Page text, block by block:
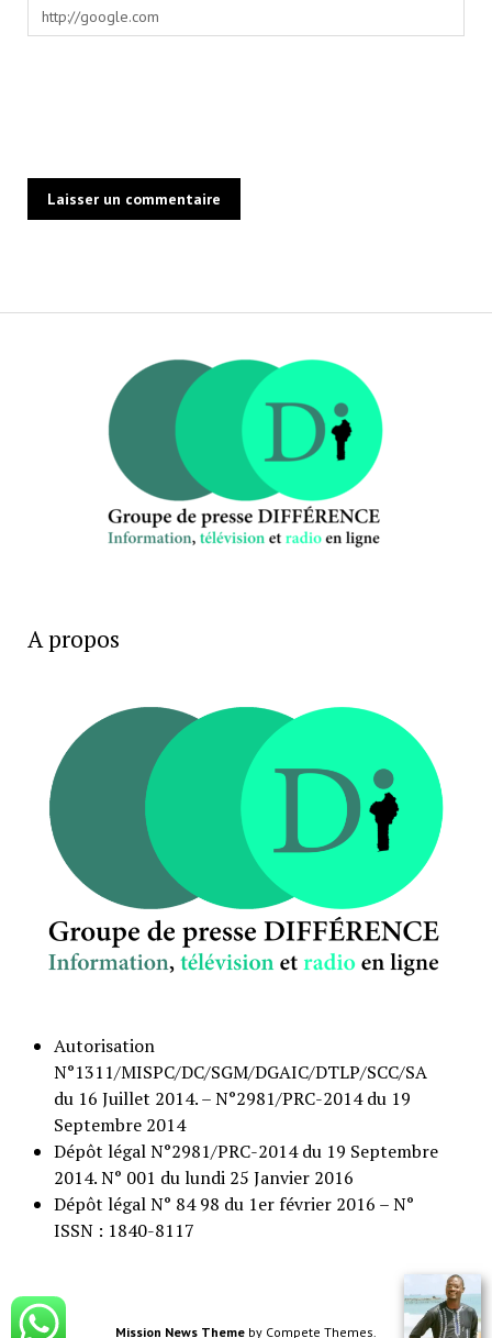
A propos
Autorisation
N°1311/MISPC/DC/SGM/DGAIC/DTLP/SCC/SA
du 16 Juillet 2014. – N°2981/PRC-2014 du 19
Septembre 2014
Dépôt légal N°2981/PRC-2014 du 19 Septembre
2014. N° 001 du lundi 25 Janvier 2016
Dépôt légal N° 84 98 du 1er février 2016 – N°
ISSN : 1840-8117
Mission News Theme by Compete Themes.